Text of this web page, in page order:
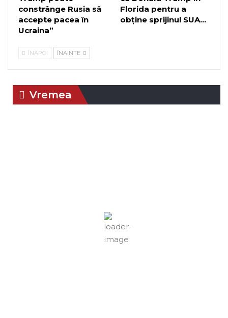
constrânge Rusia să
accepte pacea în
Ucraina”
Florida pentru a
obține sprijinul SUA…
ÎNAPOI ÎNAINTE
Vremea
Cer Senin
Rafală vânturi: